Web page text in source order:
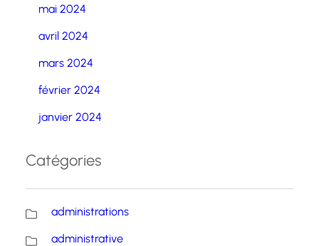
mai 2024
avril 2024
mars 2024
février 2024
janvier 2024
Catégories
administrations
administrative